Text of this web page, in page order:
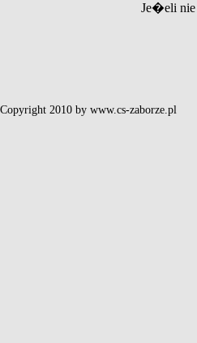
Je�eli nie
Copyright 2010 by www.cs-zaborze.pl